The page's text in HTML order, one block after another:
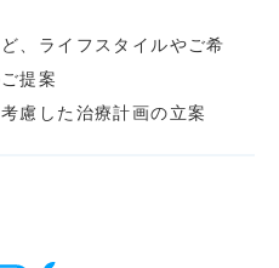
、ライフスタイルやご希
提案
慮した治療計画の立案